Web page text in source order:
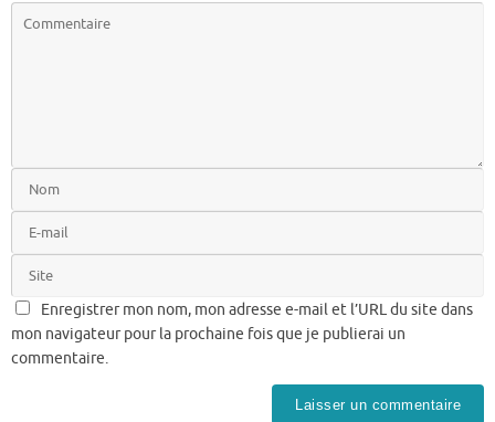
Enregistrer mon nom, mon adresse e-mail et l’URL du site dans
mon navigateur pour la prochaine fois que je publierai un
commentaire.